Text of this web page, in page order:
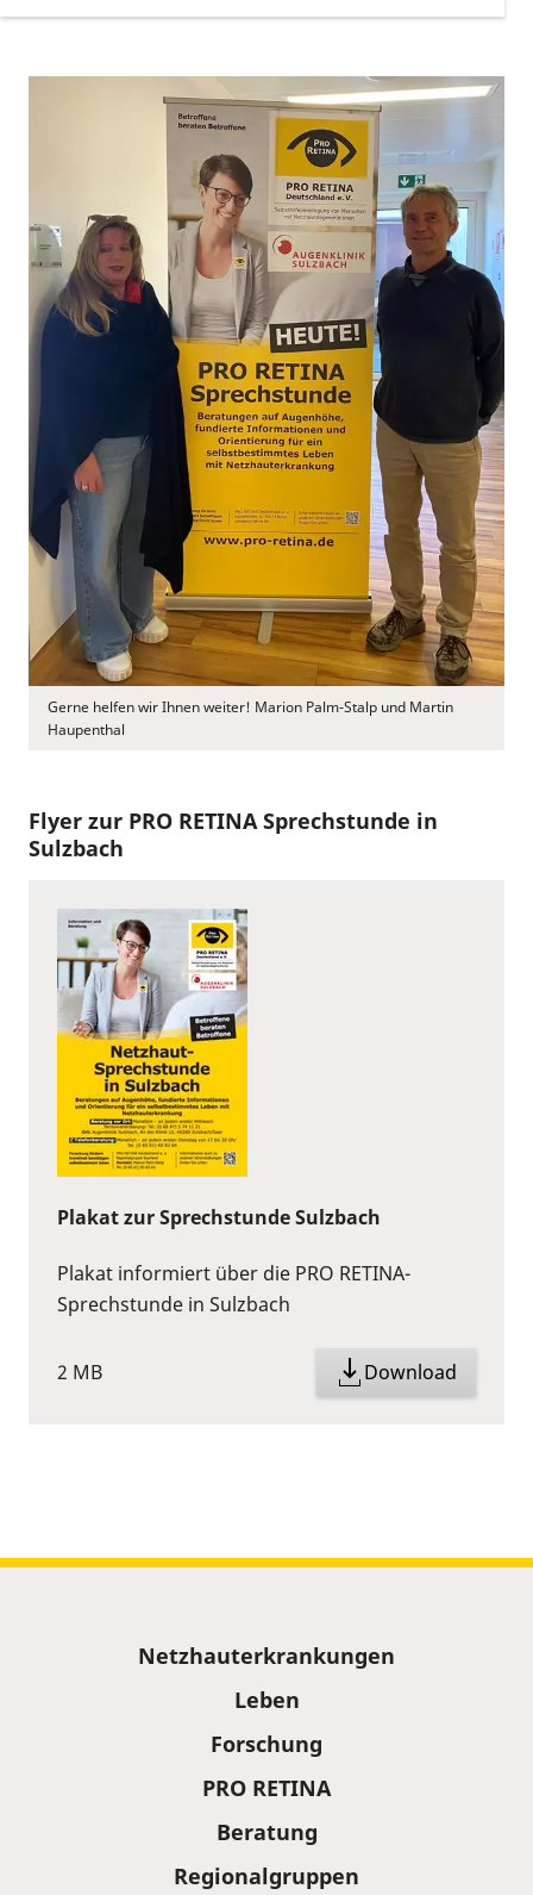
Gerne helfen wir Ihnen weiter! Marion Palm-Stalp und Martin
Haupenthal
Flyer zur PRO RETINA Sprechstunde in
Sulzbach
Plakat zur Sprechstunde Sulzbach
Plakat informiert über die PRO RETINA-
Sprechstunde in Sulzbach
2 MB Download
Netzhauterkrankungen
Leben
Forschung
PRO RETINA
Beratung
Regionalgruppen